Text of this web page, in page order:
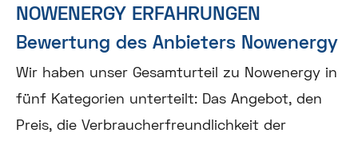
NOWENERGY ERFAHRUNGEN
Bewertung des Anbieters Nowenergy
Wir haben unser Gesamturteil zu Nowenergy in
fünf Kategorien unterteilt: Das Angebot, den
Preis, die Verbraucherfreundlichkeit der